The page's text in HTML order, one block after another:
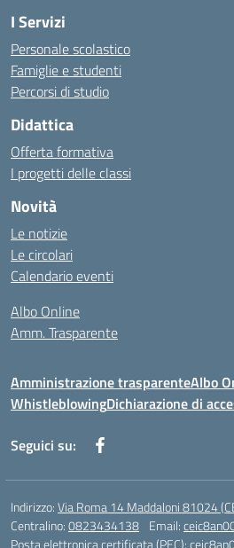
I Servizi
Personale scolastico
Famiglie e studenti
Percorsi di studio
Didattica
Offerta formativa
I progetti delle classi
Novità
Le notizie
Le circolari
Calendario eventi
Albo Online
Amm. Trasparente
Amministrazione trasparenteAlbo
WhistleblowingDichiarazione di
Seguici su:
Indirizzo:Via Roma 14 Maddaloni 81024
Centralino:0823434138 Email:
Posta elettronica certificata (PEC):